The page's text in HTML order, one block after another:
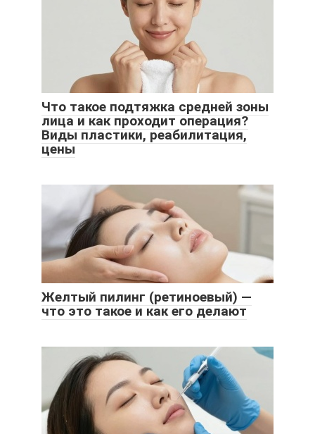
Что такое подтяжка средней зоны
лица и как проходит операция?
Виды пластики, реабилитация,
цены
Желтый пилинг (ретиноевый) —
что это такое и как его делают